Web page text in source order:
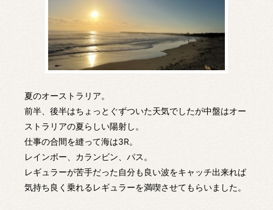
夏のオーストラリア。
前半、後半はちょっとぐずついた天気でしたが中盤はオー
ストラリアの夏らしい陽射し。
仕事の合間を縫って海は3R。
レインボー、カランビン、パス。
レギュラーが苦手だった自分も良い波をキャッチ出来れば
気持ち良く乗れるレギュラーを満喫させてもらいました。